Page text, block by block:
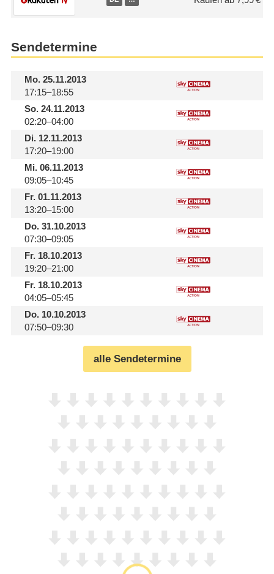
Sendetermine
Mo.25.11.2013
17:15–18:55
So.24.11.2013
02:20–04:00
Di.12.11.2013
17:20–19:00
Mi.06.11.2013
09:05–10:45
Fr.01.11.2013
13:20–15:00
Do.31.10.2013
07:30–09:05
Fr.18.10.2013
19:20–21:00
Fr.18.10.2013
04:05–05:45
Do.10.10.2013
07:50–09:30
alle Sendetermine